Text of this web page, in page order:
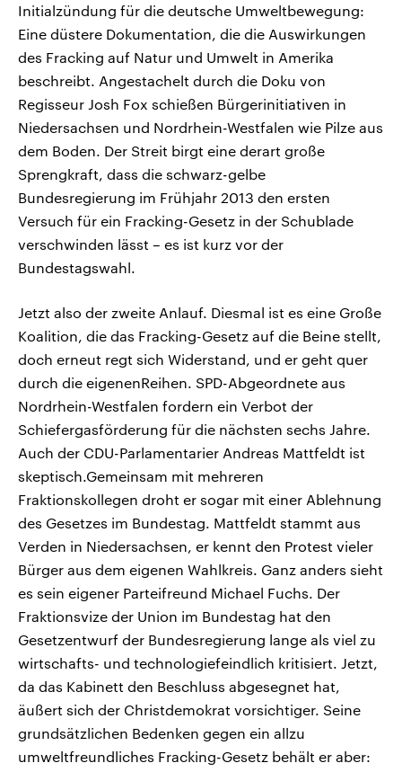
Initialzündung für die deutsche Umweltbewegung:
Eine düstere Dokumentation, die die Auswirkungen
des Fracking auf Natur und Umwelt in Amerika
beschreibt. Angestachelt durch die Doku von
Regisseur Josh Fox schießen Bürgerinitiativen in
Niedersachsen und Nordrhein-Westfalen wie Pilze aus
dem Boden. Der Streit birgt eine derart große
Sprengkraft, dass die schwarz-gelbe
Bundesregierung im Frühjahr 2013 den ersten
Versuch für ein Fracking-Gesetz in der Schublade
verschwinden lässt – es ist kurz vor der
Bundestagswahl.
Jetzt also der zweite Anlauf. Diesmal ist es eine Große
Koalition, die das Fracking-Gesetz auf die Beine stellt,
doch erneut regt sich Widerstand, und er geht quer
durch die eigenenReihen. SPD-Abgeordnete aus
Nordrhein-Westfalen fordern ein Verbot der
Schiefergasförderung für die nächsten sechs Jahre.
Auch der CDU-Parlamentarier Andreas Mattfeldt ist
skeptisch.Gemeinsam mit mehreren
Fraktionskollegen droht er sogar mit einer Ablehnung
des Gesetzes im Bundestag. Mattfeldt stammt aus
Verden in Niedersachsen, er kennt den Protest vieler
Bürger aus dem eigenen Wahlkreis. Ganz anders sieht
es sein eigener Parteifreund Michael Fuchs. Der
Fraktionsvize der Union im Bundestag hat den
Gesetzentwurf der Bundesregierung lange als viel zu
wirtschafts- und technologiefeindlich kritisiert. Jetzt,
da das Kabinett den Beschluss abgesegnet hat,
äußert sich der Christdemokrat vorsichtiger. Seine
grundsätzlichen Bedenken gegen ein allzu
umweltfreundliches Fracking-Gesetz behält er aber: